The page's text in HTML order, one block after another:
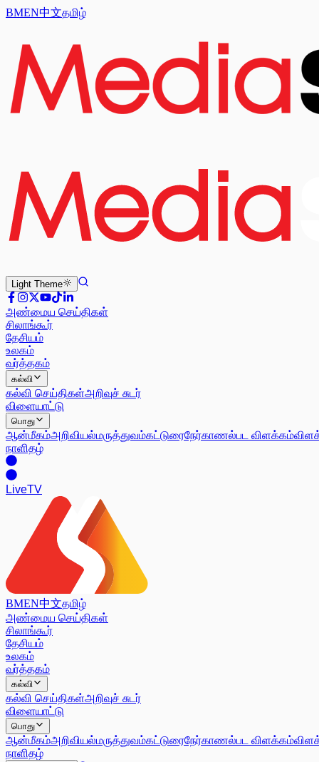
BMEN中文தமிழ்
Light Theme
அண்மைய செய்திகள்
சிலாங்கூர்
தேசியம்
உலகம்
வர்த்தகம்
கல்வி
கல்வி செய்திகள்அறிவுச் சுடர்
விளையாட்டு
பொது
ஆன்மீகம்அறிவியல்மருத்துவம்கட்டுரைநேர்காணல்பட விளக்கம்
நாளிதழ்
LiveTV
BMEN中文தமிழ்
அண்மைய செய்திகள்
சிலாங்கூர்
தேசியம்
உலகம்
வர்த்தகம்
கல்வி
கல்வி செய்திகள்அறிவுச் சுடர்
விளையாட்டு
பொது
ஆன்மீகம்அறிவியல்மருத்துவம்கட்டுரைநேர்காணல்பட விளக்கம்
நாளிதழ்